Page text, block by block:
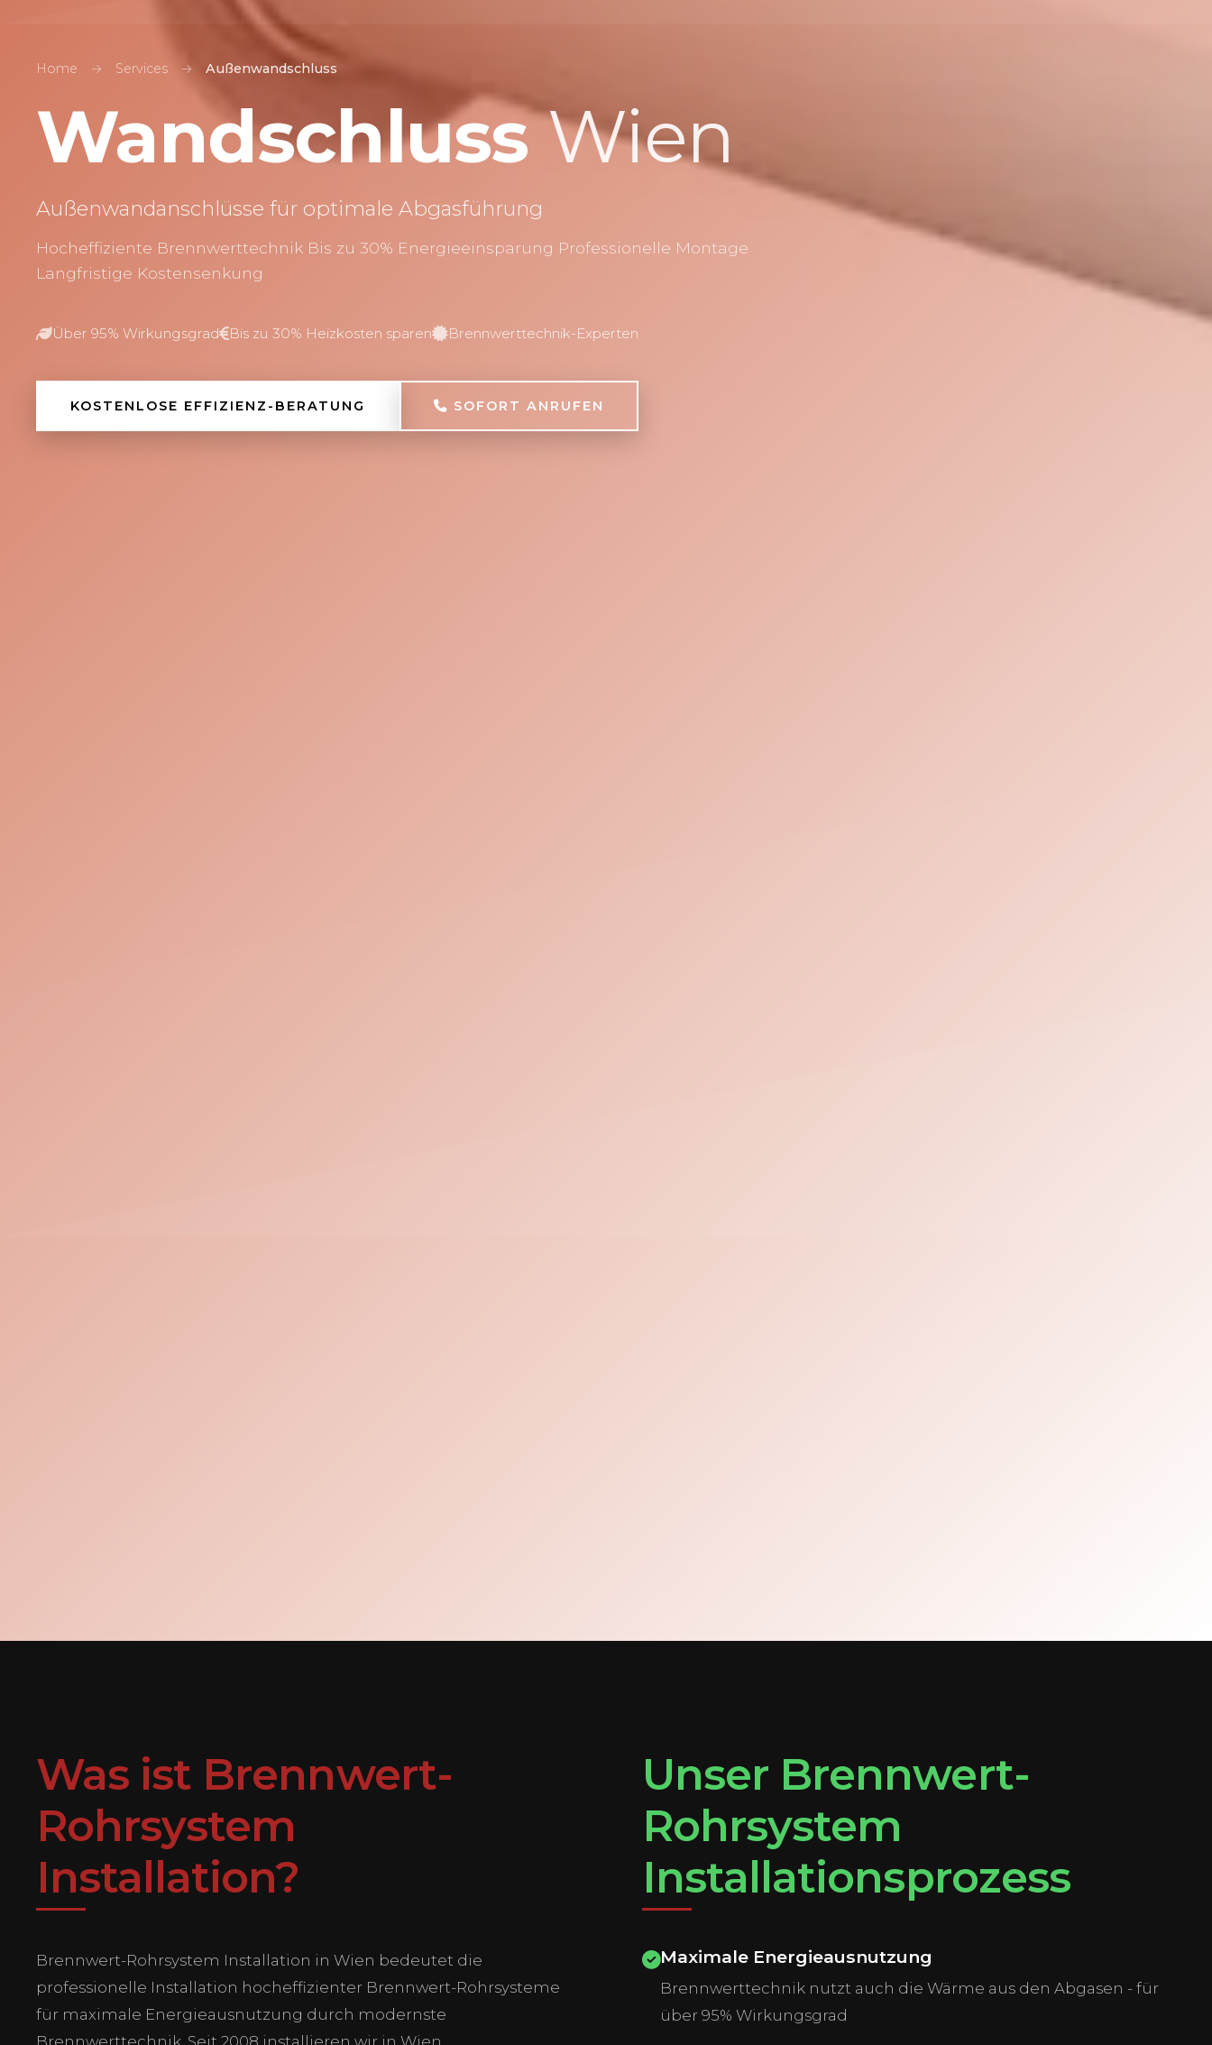
Home → Services → Außenwandschluss
WandschlussWien
Außenwandanschlüsse für optimale Abgasführung
Hocheffiziente Brennwerttechnik Bis zu 30% Energieeinsparung Professionelle Montage
Langfristige Kostensenkung
Über 95% Wirkungsgrad Bis zu 30% Heizkosten sparen Brennwerttechnik-Experten
KOSTENLOSE EFFIZIENZ-BERATUNG SOFORT ANRUFEN
Was ist Brennwert-
Rohrsystem
Installation?
Brennwert-Rohrsystem Installation in Wien bedeutet die
professionelle Installation hocheffizienter Brennwert-Rohrsysteme
für maximale Energieausnutzung durch modernste
Brennwerttechnik. Seit 2008 installieren wir in Wien,
Unser Brennwert-
Rohrsystem
Installationsprozess
Maximale Energieausnutzung
Brennwerttechnik nutzt auch die Wärme aus den Abgasen - für
über 95% Wirkungsgrad